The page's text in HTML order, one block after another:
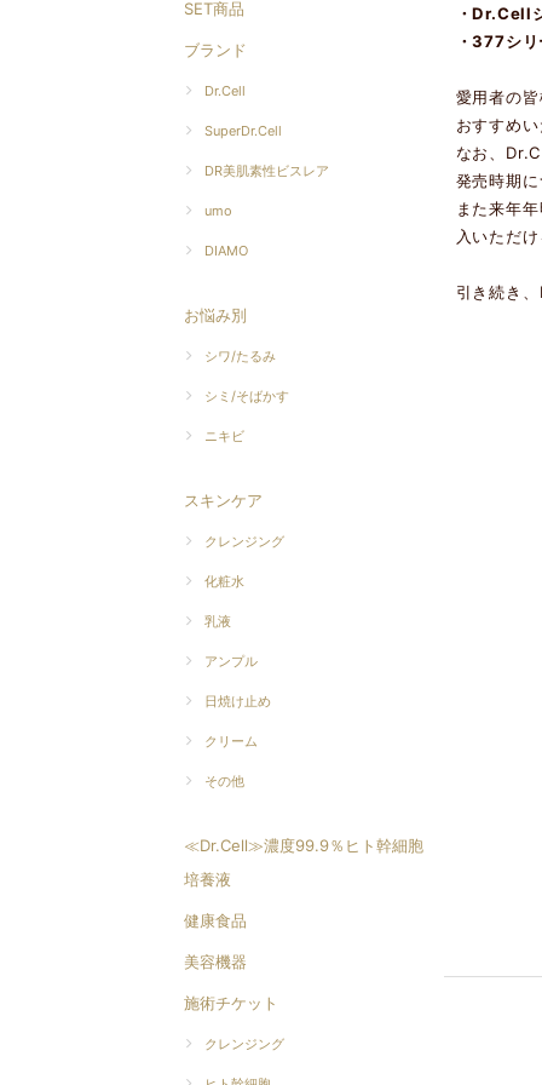
SET商品
ブランド
Dr.Cell
SuperDr.Cell
DR美肌素性ビスレア
umo
DIAMO
お悩み別
シワ/たるみ
シミ/そばかす
ニキビ
スキンケア
クレンジング
化粧水
乳液
アンプル
日焼け止め
クリーム
その他
≪Dr.Cell≫濃度99.9％ヒト幹細胞
培養液
健康食品
美容機器
施術チケット
クレンジング
・Dr.Cell
・377シ
愛用者の
おすすめ
なお、
発売時期
また来年
入いただ
引き続き